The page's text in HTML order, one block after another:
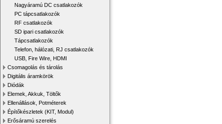
Nagyáramú DC csatlakozók
PC tápcsatlakozók
RF csatlakozók
SD ipari csatlakozók
Tápcsatlakozók
Telefon, hálózati, RJ csatlakozók
USB, Fire Wire, HDMI
Csomagolás és tárolás
Digitális áramkörök
Diódák
Elemek, Akkuk, Töltők
Ellenállások, Potméterek
Építőkészletek (KIT, Modul)
Erősáramú szerelés